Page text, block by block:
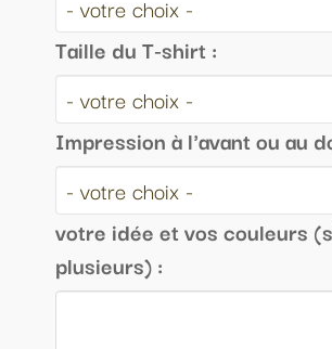
Taille du T-shirt :
Impression à l'avant ou au
votre idée et vos couleurs
plusieurs) :